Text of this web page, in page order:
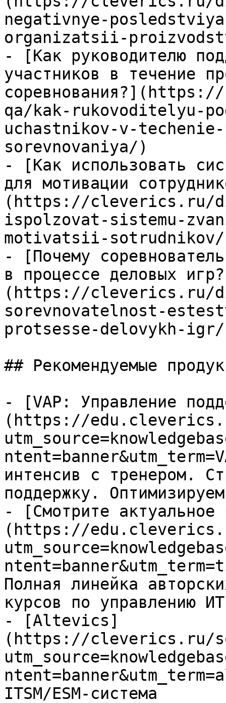
negativnye-
organizatsii-
- [Как руководителю
участников в течение
qa/kak-rukovoditelyu-
uchastnikov-v-
sorevnovaniya/)
- [Как использовать
для мотивации
(https://cleverics.ru/
ispolzovat-sistemu-
motivatsii-
- [Почему
в процессе деловых
(https://cleverics.ru/
sorevnovatelnost-
protsesse-delovykh-
## Рекомендуемые
- [VAP: Управление
(https://
интенсив с тренером.
поддержку.
- [Смотрите актуальное
(https://
Полная линейка
курсов по управлению ИТ
- [Altevics]
(https://cleverics.ru/
ITSM/ESM-система